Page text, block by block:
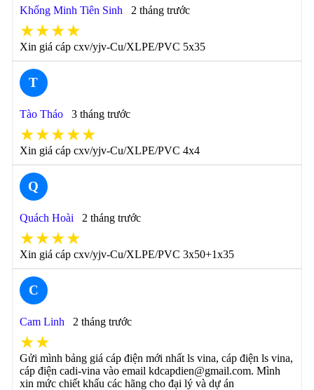
Khổng Minh Tiên Sinh 2 tháng trước
★★★★
Xin giá cáp cxv/yjv-Cu/XLPE/PVC 5x35
T
Tào Tháo 3 tháng trước
★★★★★
Xin giá cáp cxv/yjv-Cu/XLPE/PVC 4x4
Q
Quách Hoài 2 tháng trước
★★★★
Xin giá cáp cxv/yjv-Cu/XLPE/PVC 3x50+1x35
C
Cam Linh 2 tháng trước
★★
Gửi mình bảng giá cáp điện mới nhất ls vina, cáp điện ls vina,
cáp điện cadi-vina vào email kdcapdien@gmail.com. Mình
xin mức chiết khấu các hãng cho đại lý và dự án